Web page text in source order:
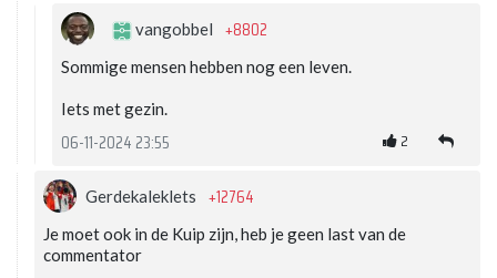
vangobbel +8802
Sommige mensen hebben nog een leven.
Iets met gezin.
06-11-2024 23:55 2
Gerdekaleklets +12764
Je moet ook in de Kuip zijn, heb je geen last van de
commentator